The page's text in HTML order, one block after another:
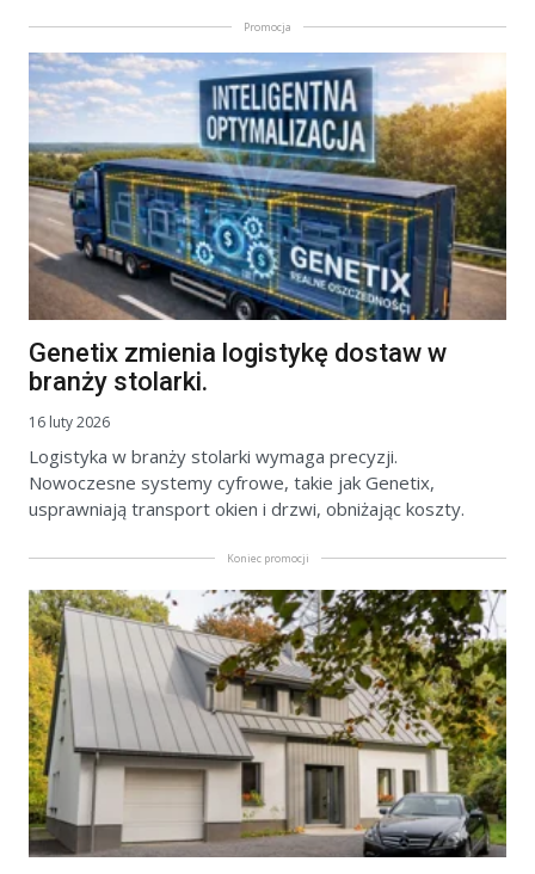
Promocja
Genetix zmienia logistykę dostaw w
branży stolarki.
16 luty 2026
Logistyka w branży stolarki wymaga precyzji.
Nowoczesne systemy cyfrowe, takie jak Genetix,
usprawniają transport okien i drzwi, obniżając koszty.
Koniec promocji